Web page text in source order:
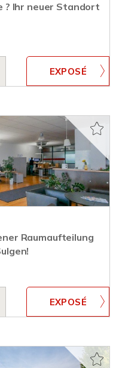
? Ihr neuer Standort
Raumaufteilung